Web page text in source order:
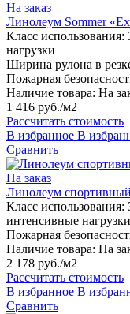
На заказ
Линолеум Sommer
Класс использования:
нагрузки
Ширина рулона в
Пожарная
Наличие товара: На
1 416 руб./м2
Рассчитать стоимость
В избранное В
Сравнить
На заказ
Линолеум
Класс использования:
интенсивные нагрузки
Пожарная
Наличие товара: На
2 178 руб./м2
Рассчитать стоимость
В избранное В
Сравнить